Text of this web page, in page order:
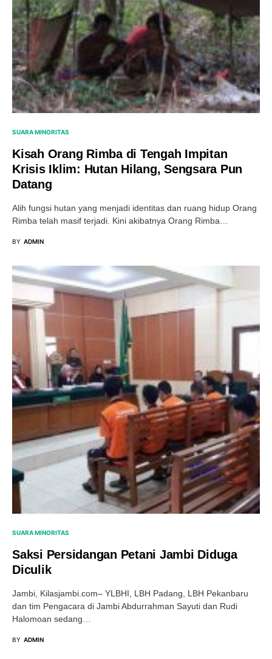
SUARA MINORITAS
Kisah Orang Rimba di Tengah Impitan
Krisis Iklim: Hutan Hilang, Sengsara Pun
Datang
Alih fungsi hutan yang menjadi identitas dan ruang hidup Orang
Rimba telah masif terjadi. Kini akibatnya Orang Rimba…
BY ADMIN
SUARA MINORITAS
Saksi Persidangan Petani Jambi Diduga
Diculik
Jambi, Kilasjambi.com– YLBHI, LBH Padang, LBH Pekanbaru
dan tim Pengacara di Jambi Abdurrahman Sayuti dan Rudi
Halomoan sedang…
BY ADMIN